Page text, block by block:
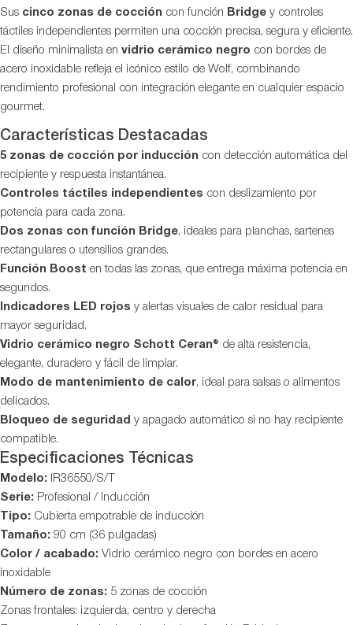
Sus cinco zonas de cocción con función Bridge y controles
táctiles independientes permiten una cocción precisa, segura y eficiente.
El diseño minimalista en vidrio cerámico negro con bordes de
acero inoxidable refleja el icónico estilo de Wolf, combinando
rendimiento profesional con integración elegante en cualquier espacio
gourmet.
Características Destacadas
5 zonas de cocción por inducción con detección automática del
recipiente y respuesta instantánea.
Controles táctiles independientes con deslizamiento por
potencia para cada zona.
Dos zonas con función Bridge, ideales para planchas, sartenes
rectangulares o utensilios grandes.
Función Boost en todas las zonas, que entrega máxima potencia en
segundos.
Indicadores LED rojos y alertas visuales de calor residual para
mayor seguridad.
Vidrio cerámico negro Schott Ceran® de alta resistencia,
elegante, duradero y fácil de limpiar.
Modo de mantenimiento de calor, ideal para salsas o alimentos
delicados.
Bloqueo de seguridad y apagado automático si no hay recipiente
compatible.
Especificaciones Técnicas
Modelo: IR36550/S/T
Serie: Profesional / Inducción
Tipo: Cubierta empotrable de inducción
Tamaño: 90 cm (36 pulgadas)
Color / acabado: Vidrio cerámico negro con bordes en acero
inoxidable
Número de zonas: 5 zonas de cocción
Zonas frontales: izquierda, centro y derecha